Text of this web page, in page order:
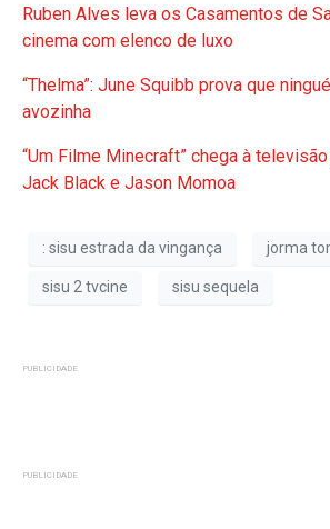
Ruben Alves leva os Casamentos de
cinema com elenco de luxo
“Thelma”: June Squibb prova que
avozinha
“Um Filme Minecraft” chega à
Jack Black e Jason Momoa
: sisu estrada da vingança jorma
sisu 2 tvcine sisu sequela
PUBLICIDADE
PUBLICIDADE